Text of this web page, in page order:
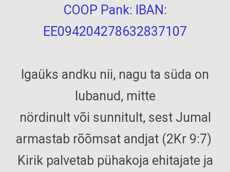
COOP Pank: IBAN:
EE094204278632837107
Igaüks andku nii, nagu ta süda on
lubanud, mitte
nördinult või sunnitult, sest Jumal
armastab rõõmsat andjat (2Kr 9:7)
Kirik palvetab pühakoja ehitajate ja